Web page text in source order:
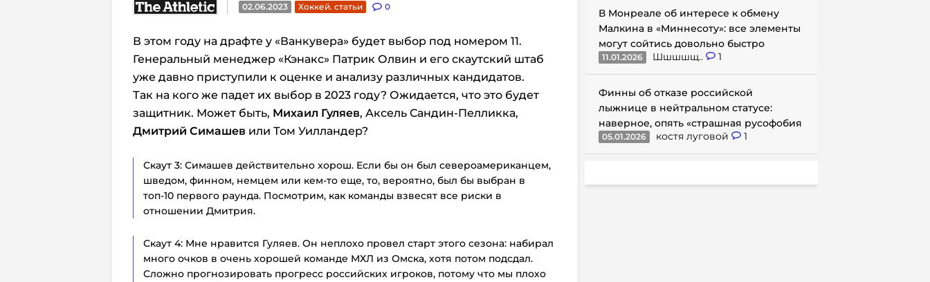
02.06.2023 Хоккей. статьи 0
В этом году на драфте у «Ванкувера» будет выбор под номером 11.
Генеральный менеджер «Кэнакс» Патрик Олвин и его скаутский штаб
уже давно приступили к оценке и анализу различных кандидатов.
Так на кого же падет их выбор в 2023 году? Ожидается, что это будет
защитник. Может быть, Михаил Гуляев, Аксель Сандин-Пелликка,
Дмитрий Симашев или Том Уилландер?
Скаут 3: Симашев действительно хорош. Если бы он был североамериканцем,
шведом, финном, немцем или кем-то еще, то, вероятно, был бы выбран в
топ-10 первого раунда. Посмотрим, как команды взвесят все риски в
отношении Дмитрия.
Скаут 4: Мне нравится Гуляев. Он неплохо провел старт этого сезона: набирал
много очков в очень хорошей команде МХЛ из Омска, хотя потом подсдал.
Сложно прогнозировать прогресс российских игроков, потому что мы плохо
В Монреале об интересе к обмену
Малкина в «Миннесоту»: все элементы
могут сойтись довольно быстро
11.01.2026 Шшшшщ.. 1
Финны об отказе российской
лыжнице в нейтральном статусе:
наверное, опять «страшная русофобия
05.01.2026 костя луговой 1